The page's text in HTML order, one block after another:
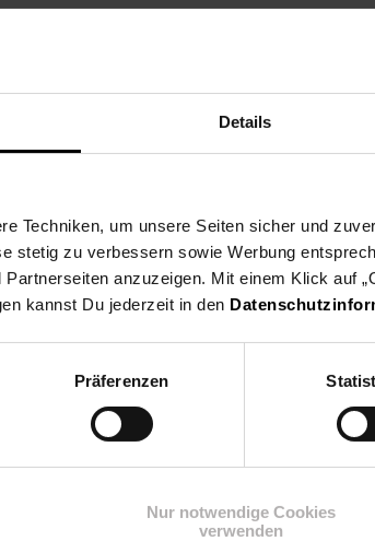
Details
Techniken, um unsere Seiten sicher und
stetig zu verbessern sowie Werbung
anzuzeigen. Mit einem Klick auf
kannst Du jederzeit in den
Präferenzen
Nur notwendige Cookies
verwenden
ein entscheidender Schritt zur Optimierung
Das Edelstahlmaterial, das elegante
Bestellen Sie jetzt und steigern Sie die
präsentieren.
Deutschland